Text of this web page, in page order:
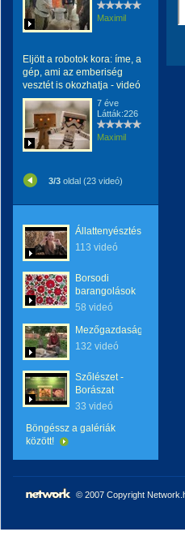
Maximil
Eljött a robotok kora: íme, a
gép, ami az emberiség
vesztét is okozhatja - videó
7 éve
Látták:226
Maximil
3/3 oldal (23 videó)
Állattenyésztés
113 videó
Borsodi
barangolások
58 videó
Mezőgazdaság
132 videó
Szőlészet -
Borászat
33 videó
Böngéssz a galériák
között!
© 2007 Copyright